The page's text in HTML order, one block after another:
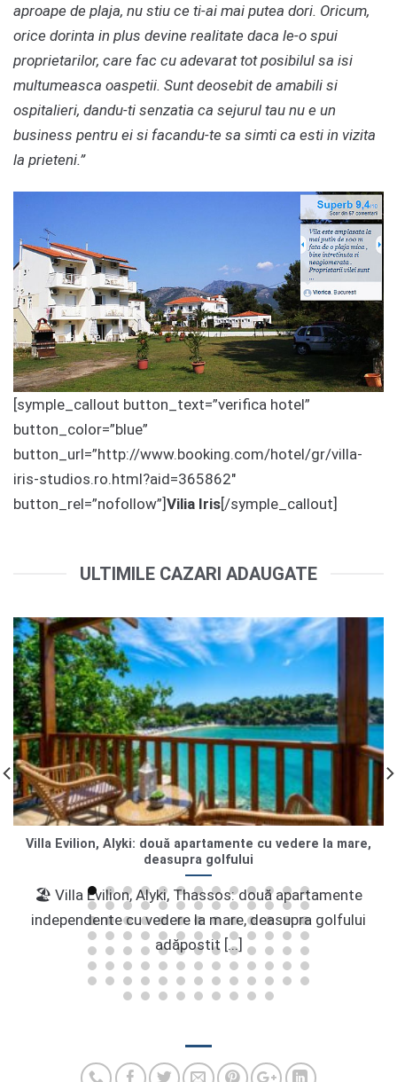
aproape de plaja, nu stiu ce ti-ai mai putea dori. Oricum,
orice dorinta in plus devine realitate daca le-o spui
proprietarilor, care fac cu adevarat tot posibilul sa isi
multumeasca oaspetii. Sunt deosebit de amabili si
ospitalieri, dandu-ti senzatia ca sejurul tau nu e un
business pentru ei si facandu-te sa simti ca esti in vizita
la prieteni.”
[symple_callout button_text=”verifica hotel”
button_color=”blue”
button_url=”http://www.booking.com/hotel/gr/villa-
iris-studios.ro.html?aid=365862″
button_rel=”nofollow”]Vilia Iris[/symple_callout]
ULTIMILE CAZARI ADAUGATE
Villa Evilion, Alyki: două apartamente cu vedere la mare,
deasupra golfului
🏖 Villa Evilion, Alyki, Thassos: două apartamente
independente cu vedere la mare, deasupra golfului
adăpostit [...]